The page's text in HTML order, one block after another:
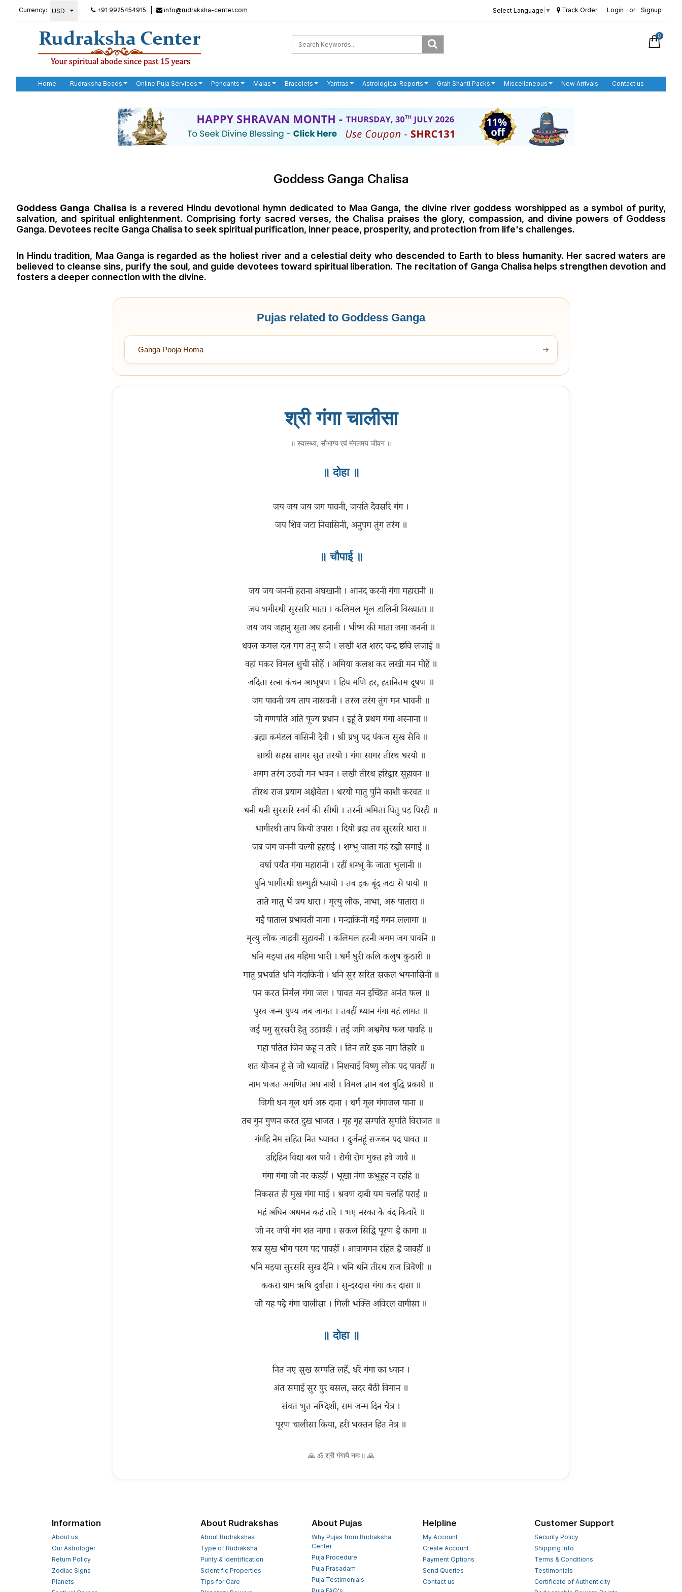
Currency: +91 9925454915 info@rudraksha-center.com Select Language ▼ Track Order Login or Signup
0
Home Rudraksha Beads Online Puja Services Pendants Malas Bracelets Yantras Astrological Reports Grah Shanti Packs Miscellaneous New Arrivals Contact us
Goddess Ganga Chalisa
Goddess Ganga Chalisa is a revered Hindu devotional hymn dedicated to Maa Ganga, the divine river goddess worshipped as a symbol of purity,
salvation, and spiritual enlightenment. Comprising forty sacred verses, the Chalisa praises the glory, compassion, and divine powers of Goddess
Ganga. Devotees recite Ganga Chalisa to seek spiritual purification, inner peace, prosperity, and protection from life's challenges.
In Hindu tradition, Maa Ganga is regarded as the holiest river and a celestial deity who descended to Earth to bless humanity. Her sacred waters are
believed to cleanse sins, purify the soul, and guide devotees toward spiritual liberation. The recitation of Ganga Chalisa helps strengthen devotion and
fosters a deeper connection with the divine.
Pujas related to Goddess Ganga
Ganga Pooja Homa ➜
श्री गंगा चालीसा
॥ स्वास्थ्य, सौभाग्य एवं मंगलमय जीवन ॥
॥ दोहा ॥
जय जय जय जग पावनी, जयति देवसरि गंग ।
॥ चौपाई ॥
जय जय जननी हराना अघखानी । आनंद करनी गंगा महारानी ॥
जय भगीरथी सुरसरि माता । कलिमल मूल डालिनी विख्याता ॥
जय जय जहानु सुता अघ हनानी । भीष्म की माता जगा जननी ॥
धवल कमल दल मम तनु सजे । लखी शत शरद चन्द्र छवि लजाई ॥
वहां मकर विमल शुची सोहें । अमिया कलश कर लखी मन मोहें ॥
जदिता रत्ना कंचन आभूषण । हिय मणि हर, हरानितम दूषण ॥
जग पावनी त्रय ताप नासवनी । तरल तरंग तुंग मन भावनी ॥
जो गणपति अति पूज्य प्रधान । इहूं ते प्रथम गंगा अस्नाना ॥
ब्रह्मा कमंडल वासिनी देवी । श्री प्रभु पद पंकज सुख सेवि ॥
साथी सहस्र सागर सुत तरयो । गंगा सागर तीरथ धरयो ॥
अगम तरंग उठ्यो मन भवन । लखी तीरथ हरिद्वार सुहावन ॥
तीरथ राज प्रयाग अक्षैवेता । धरयो मातु पुनि काशी करवत ॥
धनी धनी सुरसरि स्वर्ग की सीधी । तरनी अमिता पितु पड़ पिरही ॥
भागीरथी ताप कियो उपारा । दियो ब्रह्म तव सुरसरि धारा ॥
जब जग जननी चल्यो हहराई । शम्भु जाता महं रह्यो समाई ॥
वर्षा पर्यंत गंगा महारानी । रहीं शम्भू के जाता भुलानी ॥
पुनि भागीरथी शम्भुहीं ध्यायो । तब इक बूंद जटा से पायो ॥
ताते मातु भें त्रय धारा । मृत्यु लोक, नाभा, अरु पातारा ॥
गईं पाताल प्रभावती नामा । मन्दाकिनी गई गगन ललामा ॥
मृत्यु लोक जाह्नवी सुहावनी । कलिमल हरनी अगम जग पावनि ॥
धनि मइया तब महिमा भारी । धर्मं धुरी कलि कलुष कुठारी ॥
मातु प्रभवति धनि मंदाकिनी । धनि सुर सरित सकल भयनासिनी ॥
पन करत निर्मल गंगा जल । पावत मन इच्छित अनंत फल ॥
पुरव जन्म पुण्य जब जागत । तबहीं ध्यान गंगा महं लागत ॥
जई पगु सुरसरी हेतु उठावही । तई जगि अश्वमेघ फल पावहि ॥
महा पतित जिन कहू न तारे । तिन तारे इक नाम तिहारे ॥
शत योजन हूं से जो ध्यावहिं । निशचाई विष्णु लोक पद पावहीं ॥
नाम भजत अगणित अघ नाशै । विमल ज्ञान बल बुद्धि प्रकाशे ॥
जिमी धन मूल धर्मं अरु दाना । धर्मं मूल गंगाजल पाना ॥
तब गुन गुणन करत दुख भाजत । गृह गृह सम्पति सुमति विराजत ॥
गंगहि नेम सहित नित ध्यावत । दुर्जनहूं सज्जन पद पावत ॥
उद्दिहिन विद्या बल पावै । रोगी रोग मुक्त हवे जावै ॥
गंगा गंगा जो नर कहहीं । भूखा नंगा कभुहुह न रहहि ॥
निकसत ही मुख गंगा माई । श्रवण दाबी यम चलहिं पराई ॥
महं अघिन अधमन कहं तारे । भए नरका के बंद किवारें ॥
जो नर जपी गंग शत नामा । सकल सिद्धि पूरण ह्वै कामा ॥
सब सुख भोग परम पद पावहीं । आवागमन रहित ह्वै जावहीं ॥
धनि मइया सुरसरि सुख दैनि । धनि धनि तीरथ राज त्रिवेणी ॥
ककरा ग्राम ऋषि दुर्वासा । सुन्दरदास गंगा कर दासा ॥
॥ दोहा ॥
नित नए सुख सम्पति लहैं, धरें गंगा का ध्यान ।
अंत समाई सुर पुर बसल, सदर बैठी विमान ॥
संवत भुत नभ्दिशी, राम जन्म दिन चैत्र ।
🙏 ॐ श्री गंगायै नमः॥ 🙏
Information
About us
Our Astrologer
Return Policy
Zodiac Signs
Planets
About Rudrakshas
About Rudrakshas
Type of Rudraksha
Purity & Identification
Scientific Properties
Tips for Care
About Pujas
Why Pujas from Rudraksha
Center
Puja Procedure
Puja Prasadam
Puja Testimonials
Helpline
My Account
Create Account
Payment Options
Send Queries
Contact us
Customer Support
Security Policy
Shipping Info
Terms & Conditions
Testimonials
Certificate of Authenticity